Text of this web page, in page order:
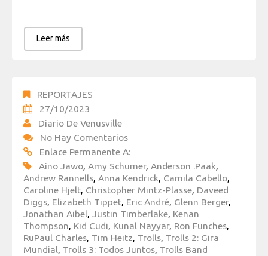
Leer más
REPORTAJES
27/10/2023
Diario De Venusville
No Hay Comentarios
Enlace Permanente A:
Aino Jawo Amy Schumer, Anderson .Paak
Andrew Rannells Anna Kendrick Camila Cabello
Caroline Hjelt Christopher Mintz-Plasse Daveed
Diggs Elizabeth Tippet Eric André Glenn Berger,
Jonathan Aibel
Justin Timberlake Kenan
Thompson Kid Cudi Kunal Nayyar, Ron Funches
RuPaul Charles Tim Heitz Trolls Trolls 2: Gira
Mundial Trolls 3: Todos Juntos Trolls Band